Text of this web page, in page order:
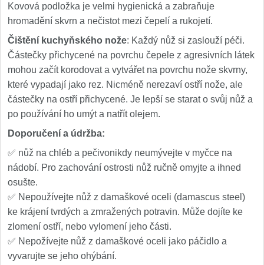
Kovová podložka je velmi hygienická a zabraňuje
hromadění skvrn a nečistot mezi čepelí a rukojetí.
Čištění kuchyňského nože: Každý nůž si zaslouží péči.
Částečky přichycené na povrchu čepele z agresivních látek
mohou začít korodovat a vytvářet na povrchu nože skvrny,
které vypadají jako rez. Nicméně nerezaví ostří nože, ale
částečky na ostří přichycené. Je lepší se starat o svůj nůž a
po používání ho umýt a natřít olejem.
Doporučení a údržba:
✅ nůž na chléb a pečivonikdy neumývejte v myčce na
nádobí. Pro zachování ostrosti nůž ručně omyjte a ihned
osušte.
✅ Nepoužívejte nůž z damaškové oceli (damascus steel)
ke krájení tvrdých a zmražených potravin. Může dojíte ke
zlomení ostří, nebo vylomení jeho části.
✅ Nepožívejte nůž z damaškové oceli jako páčidlo a
vyvarujte se jeho ohýbání.